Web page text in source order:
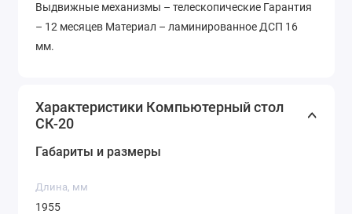
Выдвижные механизмы – телескопические Гарантия
– 12 месяцев Материал – ламинированное ДСП 16
мм.
Характеристики Компьютерный стол
СК-20
Габариты и размеры
Длина, мм
1955